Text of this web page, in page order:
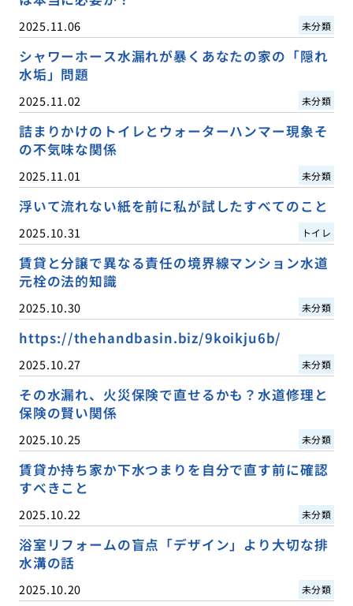
2025.11.06 未分類
シャワーホース水漏れが暴くあなたの家の「隠れ
水垢」問題
2025.11.02 未分類
詰まりかけのトイレとウォーターハンマー現象そ
の不気味な関係
2025.11.01 未分類
浮いて流れない紙を前に私が試したすべてのこと
2025.10.31 トイレ
賃貸と分譲で異なる責任の境界線マンション水道
元栓の法的知識
2025.10.30 未分類
https://thehandbasin.biz/9koikju6b/
2025.10.27 未分類
その水漏れ、火災保険で直せるかも？水道修理と
保険の賢い関係
2025.10.25 未分類
賃貸か持ち家か下水つまりを自分で直す前に確認
すべきこと
2025.10.22 未分類
浴室リフォームの盲点「デザイン」より大切な排
水溝の話
2025.10.20 未分類